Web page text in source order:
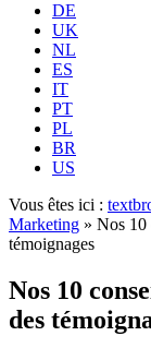
DE
UK
NL
ES
IT
PT
PL
BR
US
Vous êtes ici :
Marketing » Nos 10
témoignages
Nos 10
des